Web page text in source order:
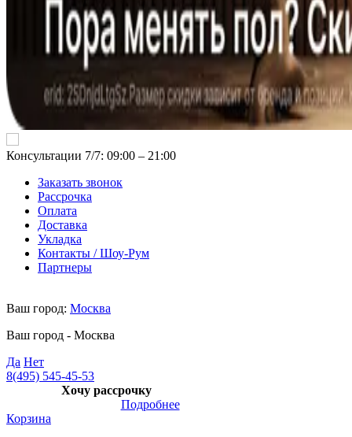
Консультации 7/7: 09:00 ‒ 21:00
Заказать звонок
Рассрочка
Оплата
Доставка
Укладка
Контакты / Шоу-Рум
Партнеры
Ваш город: Москва
Ваш город - Москва
Да Нет
8(495) 545-45-53
Хочу рассрочку
Подробнее
Корзина